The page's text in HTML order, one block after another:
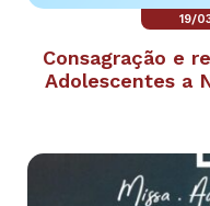
19/
Consagração e
Adolescentes a